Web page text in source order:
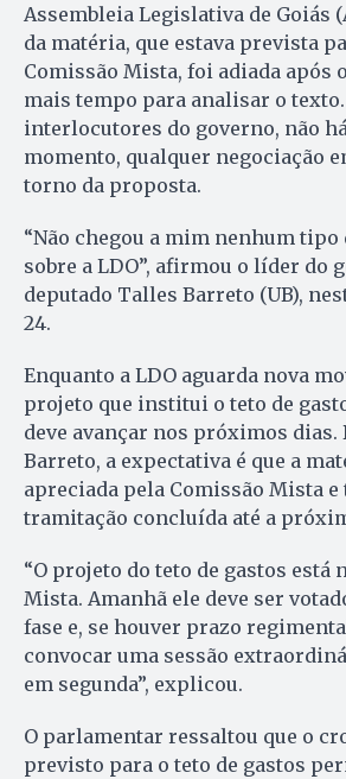
Assembleia Legislativa de Goiás
da matéria, que estava prevista
Comissão Mista, foi adiada
mais tempo para analisar o texto.
interlocutores do governo, não
momento, qualquer negociação
torno da proposta.
“Não chegou a mim nenhum tipo
sobre a LDO”, afirmou o líder do
deputado Talles Barreto (UB),
24.
Enquanto a LDO aguarda nova
projeto que institui o teto de
deve avançar nos próximos dias.
Barreto, a expectativa é que a
apreciada pela Comissão Mista e
tramitação concluída até a
“O projeto do teto de gastos está
Mista. Amanhã ele deve ser
fase e, se houver prazo
convocar uma sessão
em segunda”, explicou.
O parlamentar ressaltou que o
previsto para o teto de gastos